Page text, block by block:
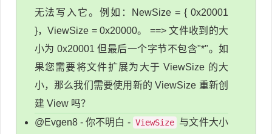
无法写入它。例如：NewSize = { 0x20001
}，ViewSize = 0x20000。 ==> 文件收到的大
小为 0x20001 但最后一个字节不包含"*"。如
果您需要将文件扩展为大于 ViewSize 的大
小，那么我们需要使用新的 ViewSize 重新创
建 View 吗？
@Evgen8 - 你不明白 - ViewSize 与文件大小